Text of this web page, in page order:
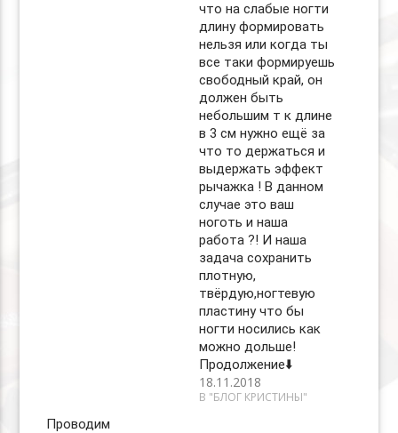
что на слабые ногти
длину формировать
нельзя или когда ты
все таки формируешь
свободный край, он
должен быть
небольшим т к длине
в 3 см нужно ещё за
что то держаться и
выдержать эффект
рычажка ! В данном
случае это ваш
ноготь и наша
работа ?! И наша
задача сохранить
плотную,
твёрдую,ногтевую
пластину что бы
ногти носились как
можно дольше!
Продолжение⬇️
18.11.2018
В "БЛОГ КРИСТИНЫ"
Проводим